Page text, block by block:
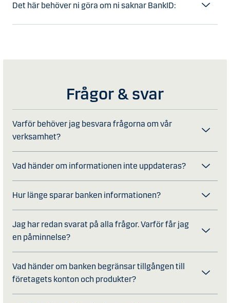
Det här behöver ni göra om ni saknar BankID:
Frågor & svar
Varför behöver jag besvara frågorna om vår
verksamhet?
Vad händer om informationen inte uppdateras?
Hur länge sparar banken informationen?
Jag har redan svarat på alla frågor. Varför får jag
en påminnelse?
Vad händer om banken begränsar tillgången till
företagets konton och produkter?